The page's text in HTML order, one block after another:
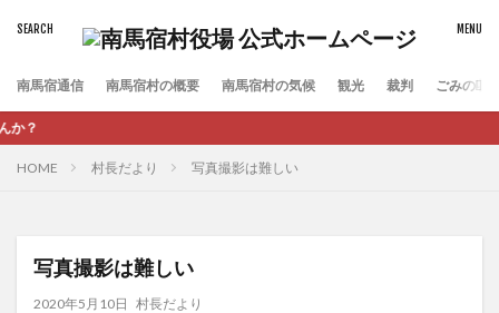
南馬宿通信 南馬宿村の概要 南馬宿村の気候 観光 裁判 ごみの収
HOME 村長だより 写真撮影は難しい
写真撮影は難しい
2020年5月10日 村長だより